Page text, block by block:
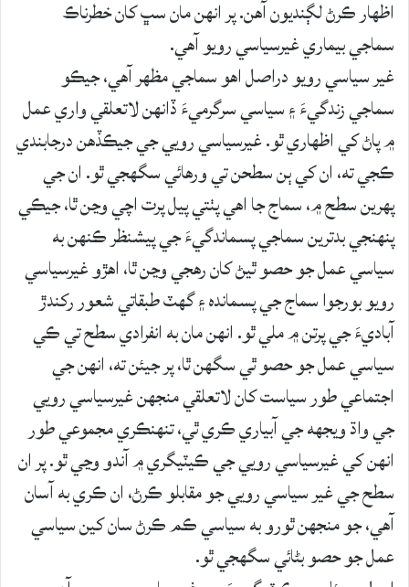
اظهار ڪرڻ لڳنديون آهن. پر انهن مان سڀ کان خطرناڪ
سماجي بيماري غيرسياسي رويو آهي.
غير سياسي رويو دراصل اهو سماجي مظهر آهي، جيڪو
سماجي زندگيءَ ۽ سياسي سرگرميءَ ڏانهن لاتعلقي واري عمل
۾ پاڻ کي اظهاري ٿو. غيرسياسي رويي جي جيڪڏهن درجابندي
ڪجي ته، ان کي ٻن سطحن تي ورهائي سگهجي ٿو. ان جي
پهرين سطح ۾، سماج جا اهي پٺتي پيل پرت اچي وڃن ٿا، جيڪي
پنهنجي بدترين سماجي پسماندگيءَ جي پيشنظر ڪنهن به
سياسي عمل جو حصو ٿيڻ کان رهجي وڃن ٿا، اهڙو غيرسياسي
رويو بورجوا سماج جي پسمانده ۽ گهٽ طبقاتي شعور رکندڙ
آباديءَ جي پرتن ۾ ملي ٿو. انهن مان به انفرادي سطح تي ڪي
سياسي عمل جو حصو ٿي سگهن ٿا، پر جيئن ته، انهن جي
اجتماعي طور سياست کان لاتعلقي منجهن غيرسياسي رويي
جي واڌ ويجهه جي آبياري ڪري ٿي، تنهنڪري مجموعي طور
انهن کي غيرسياسي رويي جي ڪيٽيگري ۾ آندو وڃي ٿو. پر ان
سطح جي غير سياسي رويي جو مقابلو ڪرڻ، ان ڪري به آسان
آهي، جو منجهن ٿورو به سياسي ڪم ڪرڻ سان کين سياسي
عمل جو حصو بڻائي سگهجي ٿو.